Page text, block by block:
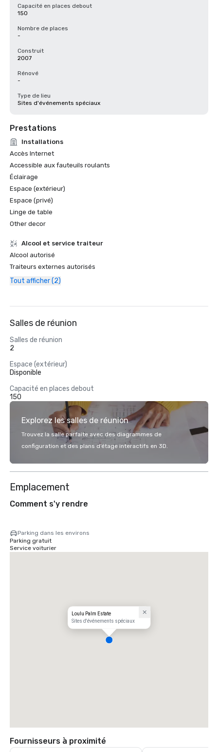
Capacité en places debout
150
Nombre de places
-
Construit
2007
Rénové
-
Type de lieu
Sites d'événements spéciaux
Prestations
Installations
Accès Internet
Accessible aux fauteuils roulants
Éclairage
Espace (extérieur)
Espace (privé)
Linge de table
Other decor
Alcool et service traiteur
Alcool autorisé
Traiteurs externes autorisés
Tout afficher (2)
Salles de réunion
Salles de réunion
2
Espace (extérieur)
Disponible
Capacité en places debout
150
Explorez les salles de réunion
Trouvez la salle parfaite avec des diagrammes de
configuration et des plans d’étage interactifs en 3D.
Emplacement
Comment s'y rendre
Parking dans les environs
Parking gratuit
Service voiturier
Loulu Palm Estate
Sites d'événements spéciaux
Fournisseurs à proximité